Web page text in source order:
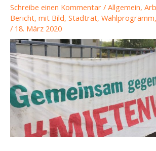
Schreibe einen Kommentar / Allgemein,
Bericht, mit Bild, Stadtrat, Wahlprogramm,
/ 18. März 2020